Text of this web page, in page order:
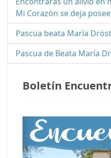
Mi Corazón se deja
Pascua beata María
Pascua de Beata María
Boletín